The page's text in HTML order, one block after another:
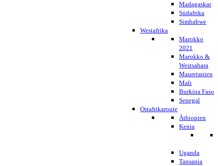
Madagaskar
Südafrika
Simbabwe
Westafrika
Marokko
2021
Marokko &
Westsahara
Mauretanien
Mali
Burkina Faso
Senegal
Ostafrikaroute
Äthiopien
Kenia
Uganda
Tansania